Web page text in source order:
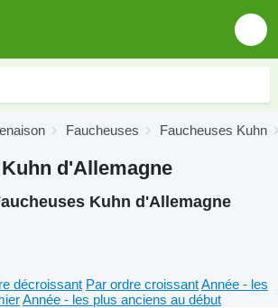
Faucheuses Faucheuses Kuhn
d'Allemagne
Kuhn d'Allemagne
décroissant Par ordre croissantAnnée - les
Année - les plus anciens au début